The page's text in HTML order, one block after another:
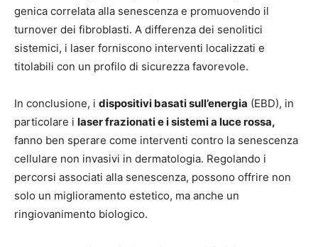
genica correlata alla senescenza e promuovendo il
turnover dei fibroblasti. A differenza dei senolitici
sistemici, i laser forniscono interventi localizzati e
titolabili con un profilo di sicurezza favorevole.
In conclusione, i dispositivi basati sull’energia (EBD), in
particolare i laser frazionati e i sistemi a luce rossa,
fanno ben sperare come interventi contro la senescenza
cellulare non invasivi in ​​dermatologia. Regolando i
percorsi associati alla senescenza, possono offrire non
solo un miglioramento estetico, ma anche un
ringiovanimento biologico.